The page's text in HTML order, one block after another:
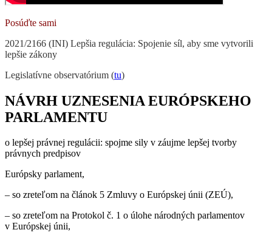
Posúďte sami
2021/2166 (INI) Lepšia regulácia: Spojenie síl, aby sme vytvorili
lepšie zákony
Legislatívne observatórium (tu)
NÁVRH UZNESENIA EURÓPSKEHO
PARLAMENTU
o lepšej právnej regulácii: spojme sily v záujme lepšej tvorby
právnych predpisov
Európsky parlament,
– so zreteľom na článok 5 Zmluvy o Európskej únii (ZEÚ),
– so zreteľom na Protokol č. 1 o úlohe národných parlamentov
v Európskej únii,